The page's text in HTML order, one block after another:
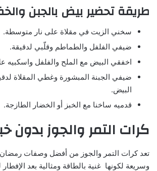
طريقة تحضير بيض بالجبن
سخني الزيت في مقلاة على نار متوسطة.
ضيفي الفلفل والطماطم وقلّبي لدقيقة.
اخفقي البيض مع الملح والفلفل واسكبيه
ضيفي الجبنة المبشورة وغطي المقلاة
البيض.
قدميه ساخنا مع الخبز أو الخضار الطازجة.
كرات التمر والجوز بدون
وسريعة لكونها غنية بالطاقة ومثالية بعد